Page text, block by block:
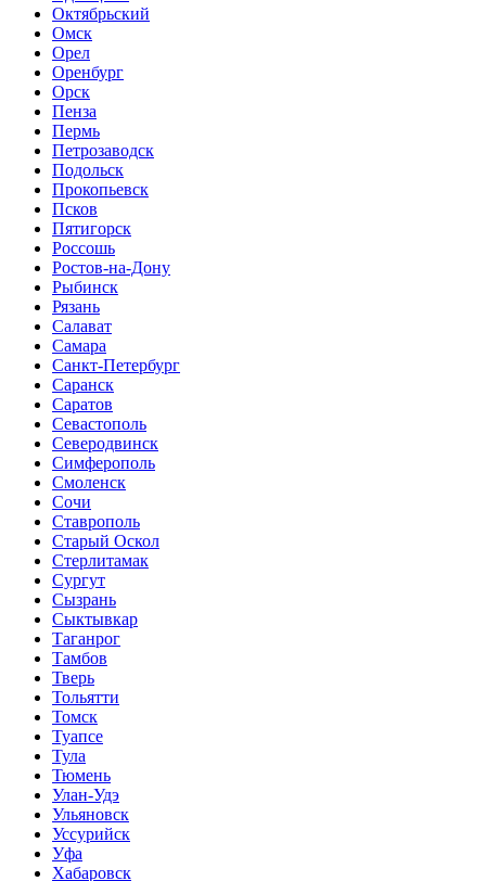
Октябрьский
Омск
Орел
Оренбург
Орск
Пенза
Пермь
Петрозаводск
Подольск
Прокопьевск
Псков
Пятигорск
Россошь
Ростов-на-Дону
Рыбинск
Рязань
Салават
Самара
Санкт-Петербург
Саранск
Саратов
Севастополь
Северодвинск
Симферополь
Смоленск
Сочи
Ставрополь
Старый Оскол
Стерлитамак
Сургут
Сызрань
Сыктывкар
Таганрог
Тамбов
Тверь
Тольятти
Томск
Туапсе
Тула
Тюмень
Улан-Удэ
Ульяновск
Уссурийск
Уфа
Хабаровск